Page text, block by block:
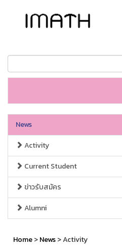
News
Activity
Current Student
ข่าวรับสมัคร
Alumni
Home>News> Activity